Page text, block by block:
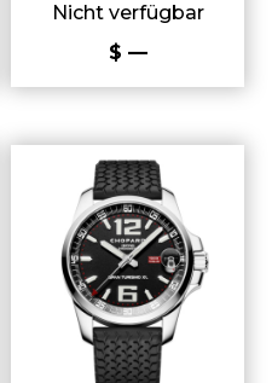
Nicht verfügbar
$ —